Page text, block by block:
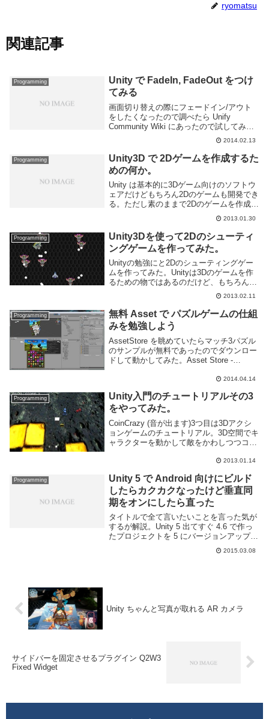
ryomatsu
関連記事
Programming
Unity で FadeIn, FadeOut をつけ
てみる
画面切り替えの際にフェードイン/アウト
をしたくなったので調べたら Unify
Community Wiki にあったので試してみ
た。各言語毎にスクリプトが記載してある
が OnGUI メソッド内で Label もしくは
Texture を表示...
2014.02.13
Programming
Unity3D で 2Dゲームを作成するた
めの何か。
Unity は基本的に3Dゲーム向けのソフトウ
ェアだけどもちろん2Dのゲームも開発でき
る。ただし素のままで2Dのゲームを作成す
るのはちょっと面倒そうなので2Dゲームを
制作する際に使えそうなフレームワークな
どを探してみた。2Dゲーム制作用フレ...
2013.01.30
Programming
Unity3Dを使って2Dのシューティ
ングゲームを作ってみた。
Unityの勉強にと2Dのシューティングゲー
ムを作ってみた。Unityは3Dのゲームを作
るための物ではあるのだけど、もちろん2D
のゲームも作成できる。そのためのフレー
ムワークなどもあるがとりあえずUnity本
体にある以外の機能は使わずに作成...
2013.02.11
Programming
無料 Asset で パズルゲームの仕組
みを勉強しよう
AssetStore を眺めていたらマッチ3パズル
のサンプルが無料であったのでダウンロー
ドして動かしてみた。Asset Store -
ExampleWebに書き出してUPしてみた。
2014.04.14
Programming
Unity入門のチュートリアルその3
をやってみた。
CoinCrazy (音が出ます)3つ目は3Dアクシ
ョンゲームのチュートリアル。3D空間でキ
ャラクターを動かして敵をかわしつつコイ
章では新たにサウンドやモデルなどの外部
2013.01.14
Programming
Unity 5 で Android 向けにビルド
したらカクカクなったけど垂直同
期をオンにしたら直った
タイトルで全て言いたいことを言った気が
するが解説。Unity 5 出てすぐ 4.6 で作っ
たプロジェクトを 5 にバージョンアップさ
せたわけだけど、Android 向けにビルドし
たら何故かものすごく動作がカクカクして
2015.03.08
Unity ちゃんと写真が取れる AR カメラ
サイドバーを固定させるプラグイン Q2W3
Fixed Widget